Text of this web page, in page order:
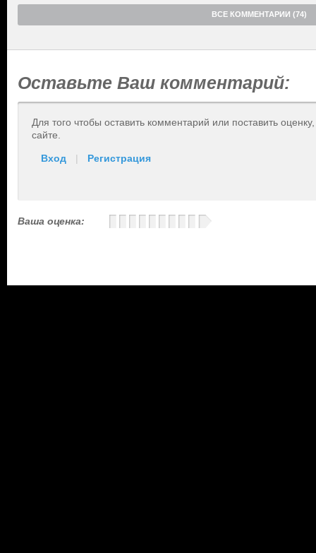
ВСЕ КОММЕНТАРИИ (74)
Оставьте Ваш комментарий:
Для того чтобы оставить комментарий или поставить
сайте.
Вход | Регистрация
Ваша оценка: